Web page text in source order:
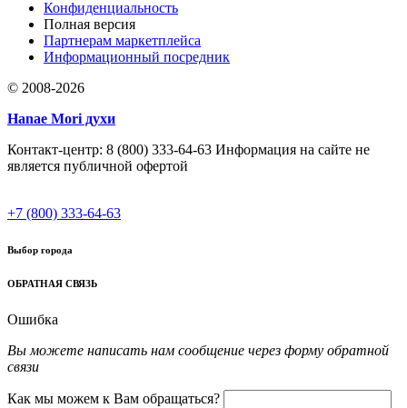
Конфиденциальность
Полная версия
Партнерам маркетплейса
Информационный посредник
© 2008-2026
Hanae Mori духи
Контакт-центр: 8 (800) 333-64-63 Информация на сайте не
является публичной офертой
+7 (800) 333-64-63
Выбор города
ОБРАТНАЯ СВЯЗЬ
Ошибка
Вы можете написать нам сообщение через форму обратной
связи
Как мы можем к Вам обращаться?